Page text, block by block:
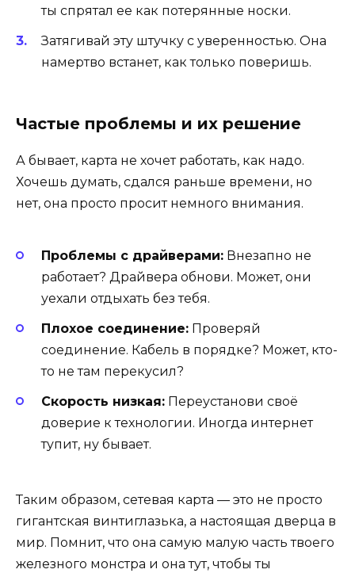
ты спрятал ее как потерянные носки.
Затягивай эту штучку с уверенностью. Она
намертво встанет, как только поверишь.
Частые проблемы и их решение
А бывает, карта не хочет работать, как надо.
Хочешь думать, сдался раньше времени, но
нет, она просто просит немного внимания.
Проблемы с драйверами: Внезапно не
работает? Драйвера обнови. Может, они
уехали отдыхать без тебя.
Плохое соединение: Проверяй
соединение. Кабель в порядке? Может, кто-
то не там перекусил?
Скорость низкая: Переустанови своё
доверие к технологии. Иногда интернет
тупит, ну бывает.
Таким образом, сетевая карта — это не просто
гигантская винтиглазька, а настоящая дверца в
мир. Помнит, что она самую малую часть твоего
железного монстра и она тут, чтобы ты